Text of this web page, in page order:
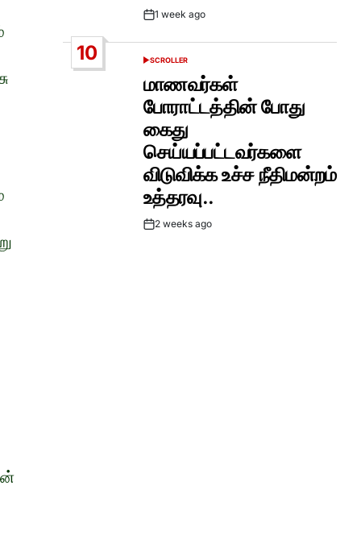
Post1 week ago
10
POSTED
SCROLLER
மாணவர்கள்
போராட்டத்தின் போது
கைது
செய்யப்பட்டவர்களை
விடுவிக்க உச்ச நீதிமன்றம்
உத்தரவு..
Post2 weeks ago